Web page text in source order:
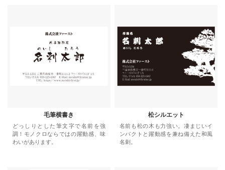
毛筆横書き
どっしりとした筆文字で名前を強
調！モノクロならではの躍動感、味
わいがあります。
松シルエット
名前も松の木も力強い。凄まじいイ
ンパクトと躍動感を兼ね備えた和風
名刺。